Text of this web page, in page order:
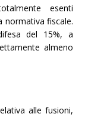
esenti
normativa fiscale.
del 15%, a
almeno
alle fusioni,